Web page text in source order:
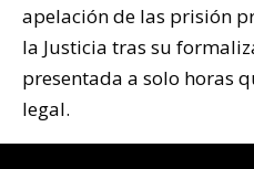
apelación de las prisión
la Justicia tras su
presentada a solo horas
legal.